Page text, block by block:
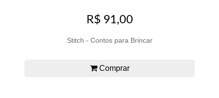
R$ 91,00
Stitch - Contos para Brincar
Comprar